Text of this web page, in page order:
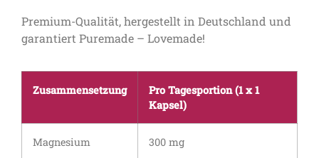
Premium-Qualität, hergestellt in Deutschland und
garantiert Puremade – Lovemade!
Zusammensetzung
Pro Tagesportion (1 x 1
Kapsel)
Magnesium 300 mg